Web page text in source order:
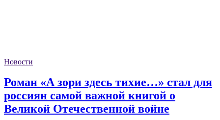
Новости
Роман «А зори здесь тихие…» стал для
россиян самой важной книгой о
Великой Отечественной войне